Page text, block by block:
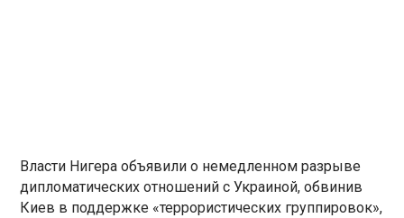
Власти Нигера объявили о немедленном разрыве
дипломатических отношений с Украиной, обвинив
Киев в поддержке «террористических группировок»,